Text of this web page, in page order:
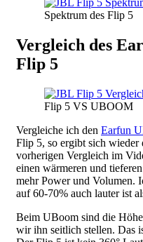
Spektrum des Flip 5
Vergleich des
Flip 5
Flip 5 VS UBOOM
Vergleiche ich den Earfun
Flip 5, so ergibt sich
vorherigen Vergleich im
einen wärmeren und
mehr Power und Volumen.
auf 60-70% auch lauter ist
Beim UBoom sind die
wir ihn seitlich stellen. Das